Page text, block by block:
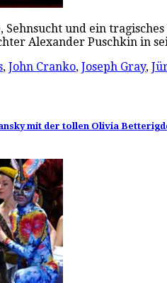
und ein
Alexander Puschkin in
, John Cranko, Joseph Gray,
mit der tollen Olivia